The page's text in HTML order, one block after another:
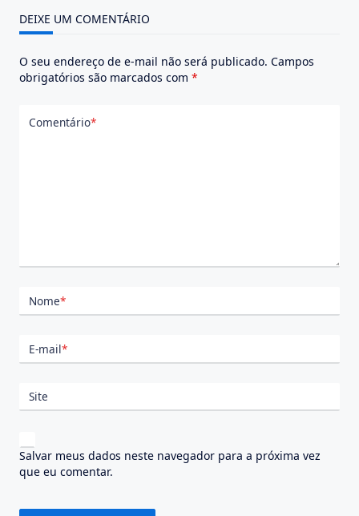
DEIXE UM COMENTÁRIO
O seu endereço de e-mail não será publicado. Campos
obrigatórios são marcados com *
Comentário*
Nome*
E-mail*
Site
Salvar meus dados neste navegador para a próxima vez
que eu comentar.